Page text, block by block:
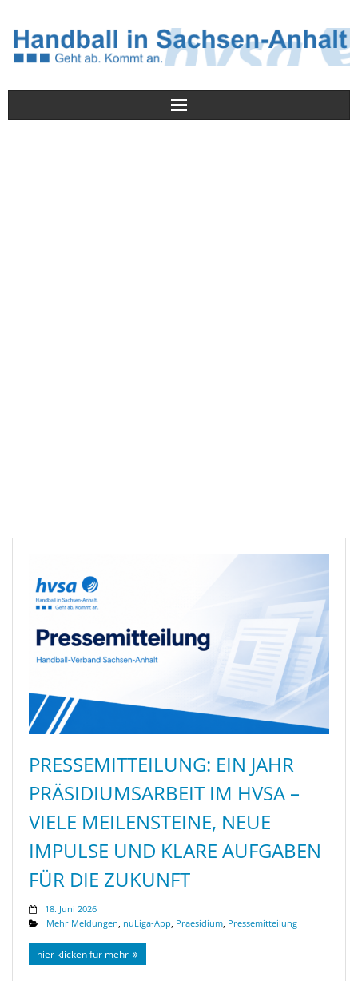
PRESSEMITTEILUNG: EIN JAHR
PRÄSIDIUMSARBEIT IM HVSA –
VIELE MEILENSTEINE, NEUE
IMPULSE UND KLARE AUFGABEN
FÜR DIE ZUKUNFT
18. Juni 2026
Mehr Meldungen, nuLiga-App, Praesidium, Pressemitteilung
hier klicken für mehr